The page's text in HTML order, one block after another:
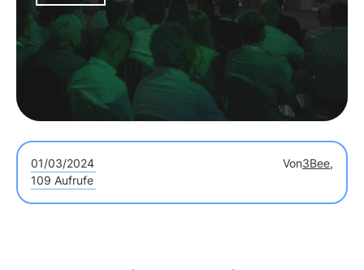
01/03/2024 Von3Bee,
109 Aufrufe